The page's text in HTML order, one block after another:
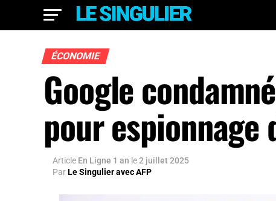
ÉCONOMIE
Google
pour espionnage
Article En Ligne 1 an le2 juillet 2025
ParLe Singulier avec AFP